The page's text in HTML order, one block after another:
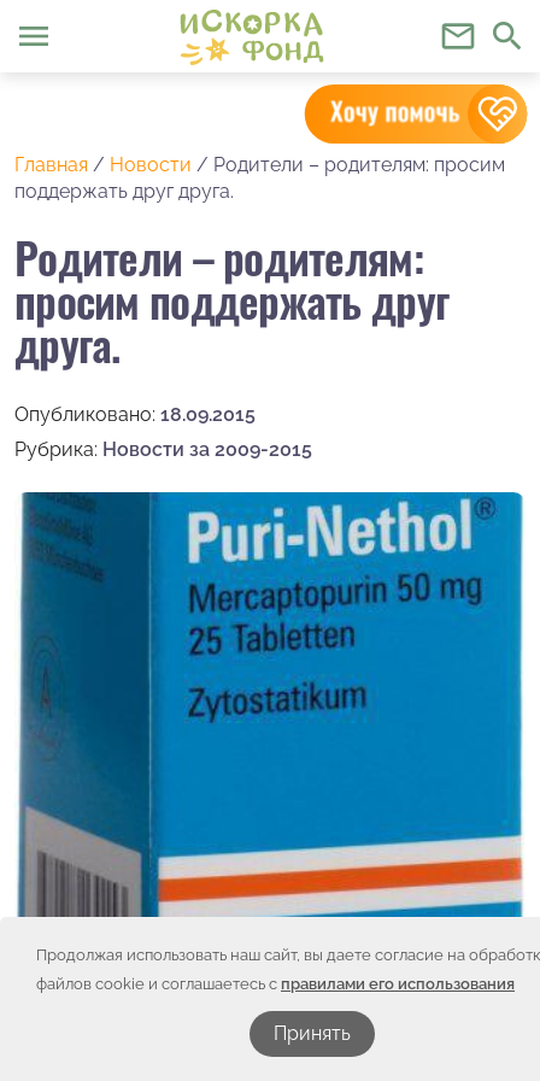
Продолжая использовать наш сайт, вы даете согласие на
файлов cookie и соглашаетесь с правилами его использования
Принять
menu mail_outline search
Главная / Новости / Родители – родителям: просим
поддержать друг друга.
Родители – родителям:
просим поддержать друг
друга.
Опубликовано: 18.09.2015
Рубрика: Новости за 2009-2015